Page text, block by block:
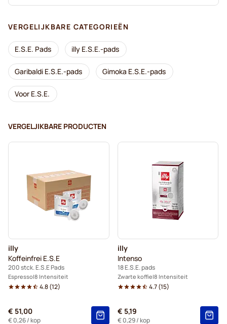
VERGELIJKBARE CATEGORIEËN
E.S.E. Pads illy E.S.E.-pads
Garibaldi E.S.E.-pads Gimoka E.S.E.-pads
Voor E.S.E.
VERGELJIKBARE PRODUCTEN
illy
Koffeinfrei E.S.E
200 stck. E.S.E Pads
Espresso 8 Intensiteit
4.8(12)
€ 51,00
€ 0,26/ kop
illy
Intenso
18 E.S.E. pads
Zwarte koffie 8 Intensiteit
4.7(15)
€ 5,19
€ 0,29/ kop